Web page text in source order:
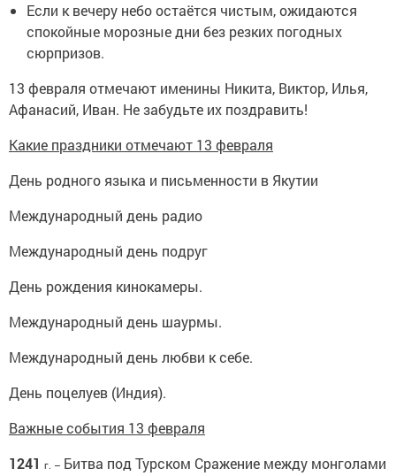
Если к вечеру небо остаётся чистым, ожидаются
спокойные морозные дни без резких погодных
сюрпризов.
13 февраля отмечают именины Никита, Виктор, Илья,
Афанасий, Иван. Не забудьте их поздравить!
Какие праздники отмечают 13 февраля
День родного языка и письменности в Якутии
Международный день радио
Международный день подруг
День рождения кинокамеры.
Международный день шаурмы.
Международный день любви к себе.
День поцелуев (Индия).
Важные события 13 февраля
1241 г. – Битва под Турском Сражение между монголами